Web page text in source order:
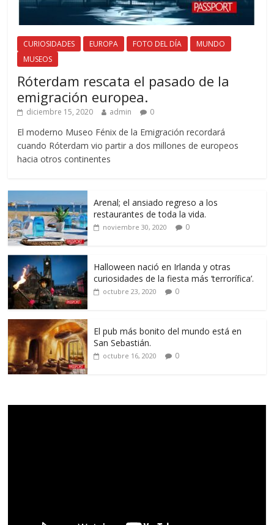
CURIOSIDADES EUROPA FOTO DEL DÍA
MUNDO
MUSEOS
Róterdam rescata el pasado de la
emigración europea.
diciembre 15, 2020 admin 0
El moderno Museo Fénix de la Emigración recordará
cuando Róterdam vio partir a dos millones de europeos
hacia otros continentes
Arenal; el ansiado regreso a los
restaurantes de toda la vida.
noviembre 30, 2020 0
Halloween nació en Irlanda y otras
curiosidades de la fiesta más ‘terrorífica’.
octubre 23, 2020 0
El pub más bonito del mundo está en
San Sebastián.
octubre 16, 2020 0